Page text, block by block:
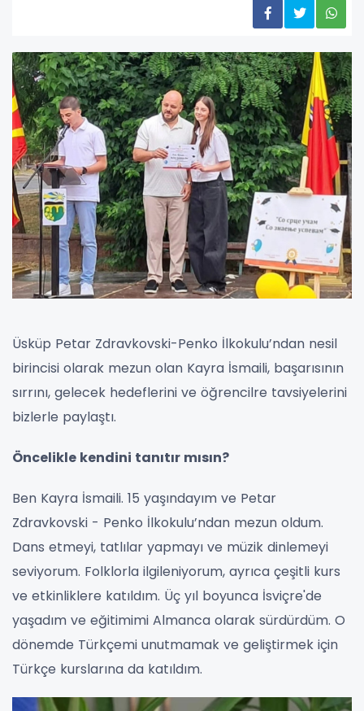
Üsküp Petar Zdravkovski-Penko İlkokulu’ndan nesil
birincisi olarak mezun olan Kayra İsmaili, başarısının
sırrını, gelecek hedeflerini ve öğrencilre tavsiyelerini
bizlerle paylaştı.
Öncelikle kendini tanıtır mısın?
Ben Kayra İsmaili. 15 yaşındayım ve Petar
Zdravkovski - Penko İlkokulu’ndan mezun oldum.
Dans etmeyi, tatlılar yapmayı ve müzik dinlemeyi
seviyorum. Folklorla ilgileniyorum, ayrıca çeşitli kurs
ve etkinliklere katıldım. Üç yıl boyunca İsviçre'de
yaşadım ve eğitimimi Almanca olarak sürdürdüm. O
dönemde Türkçemi unutmamak ve geliştirmek için
Türkçe kurslarına da katıldım.